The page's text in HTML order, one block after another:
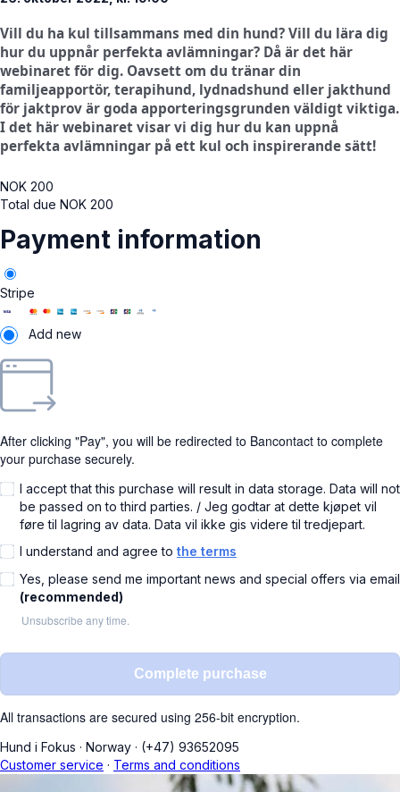
Vill du ha kul tillsammans med din hund? Vill du lära dig
hur du uppnår perfekta avlämningar? Då är det här
webinaret för dig. Oavsett om du tränar din
familjeapportör, terapihund, lydnadshund eller jakthund
för jaktprov är goda apporteringsgrunden väldigt viktiga.
I det här webinaret visar vi dig hur du kan uppnå
perfekta avlämningar på ett kul och inspirerande sätt!
NOK 200
Total due NOK 200
Payment information
Stripe
Add new
After clicking "Pay", you will be redirected to Bancontact to complete
your purchase securely.
I accept that this purchase will result in data storage. Data will not
be passed on to third parties. / Jeg godtar at dette kjøpet vil
føre til lagring av data. Data vil ikke gis videre til tredjepart.
I understand and agree to the terms
Yes, please send me important news and special offers via email
(recommended)
Unsubscribe any time.
Complete purchase
All transactions are secured using 256-bit encryption.
Hund i Fokus · Norway · (+47) 93652095
Customer service · Terms and conditions